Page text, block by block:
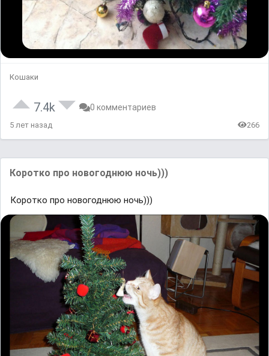
Кошаки
7.4k 0 комментариев
5 лет назад 266
Коротко про новогоднюю ночь)))
Коротко про новогоднюю ночь)))